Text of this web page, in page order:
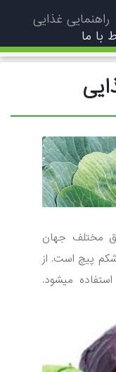
غذایی
ما
جهان
است. از
میشود.